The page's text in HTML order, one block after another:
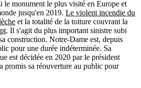
le monument le plus visité en Europe et
jusqu'en 2019. Le violent incendie du
et la totalité de la toiture couvrant la
. Il s'agit du plus important sinistre subi
construction. Notre-Dame est, depuis
pour une durée indéterminée. Sa
est décidée en 2020 par le président
promis sa réouverture au public pour